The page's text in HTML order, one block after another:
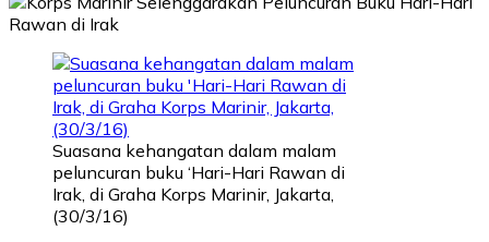
Suasana kehangatan dalam malam
peluncuran buku ‘Hari-Hari Rawan di
Irak, di Graha Korps Marinir, Jakarta,
(30/3/16)